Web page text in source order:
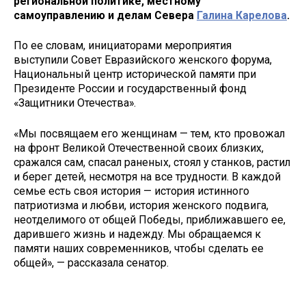
самоуправлению и делам Севера Галина Карелова.
По ее словам, инициаторами мероприятия
выступили Совет Евразийского женского форума,
Национальный центр исторической памяти при
Президенте России и государственный фонд
«Защитники Отечества».
«Мы посвящаем его женщинам — тем, кто провожал
на фронт Великой Отечественной своих близких,
сражался сам, спасал раненых, стоял у станков, растил
и берег детей, несмотря на все трудности. В каждой
семье есть своя история — история истинного
патриотизма и любви, история женского подвига,
неотделимого от общей Победы, приближавшего ее,
дарившего жизнь и надежду. Мы обращаемся к
памяти наших современников, чтобы сделать ее
общей», — рассказала сенатор.